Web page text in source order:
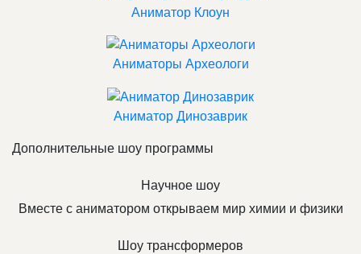
Аниматор Клоун
Аниматоры Археологи
Аниматор Динозаврик
Дополнительные шоу программы
Научное шоу
Вместе с аниматором открываем мир химии и физики
Шоу трансформеров